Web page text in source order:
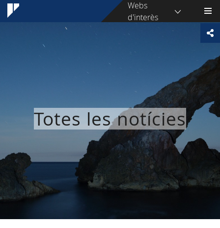
Webs
d'interès
Totes les notícies